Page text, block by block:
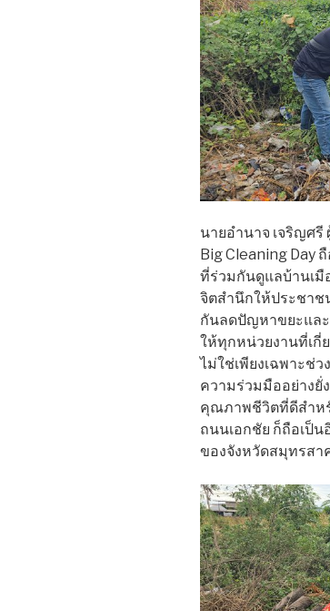
นายอำนาจ เจริญศรี
Big Cleaning Day
ที่ร่วมกันดูแลบ้านเมื
จิตสำนึกให้ประชาช
กันลดปัญหาขยะและ
ให้ทุกหน่วยงานที่เกี่
ไม่ใช่เพียงเฉพาะช่
ความร่วมมืออย่างยั่
คุณภาพชีวิตที่ดีสำห
ถนนเอกชัย ก็ถือเป็
ของจังหวัดสมุทรสา